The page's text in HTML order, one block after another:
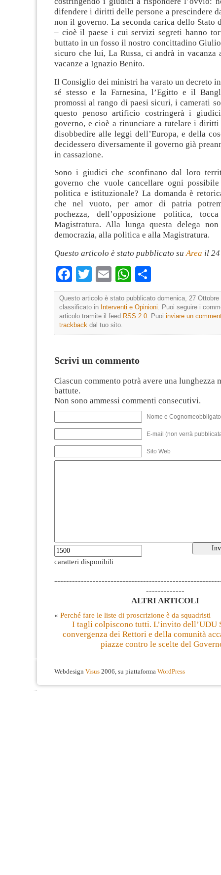
difendere i diritti delle persone a prescindere
non il governo. La seconda carica dello Stato
– cioè il paese i cui servizi segreti hanno
buttato in un fosso il nostro concittadino
sicuro che lui, La Russa, ci andrà in vacanza
vacanze a Ignazio Benito.
Il Consiglio dei ministri ha varato un decreto
sé stesso e la Farnesina, l’Egitto e il
promossi al rango di paesi sicuri, i camerati
questo penoso artificio costringerà i
governo, e cioè a rinunciare a tutelare i diritti
disobbedire alle leggi dell’Europa, e della
decidessero diversamente il governo già
in cassazione.
Sono i giudici che sconfinano dal loro
governo che vuole cancellare ogni
politica e istituzionale? La domanda è
che nel vuoto, per amor di patria
pochezza, dell’opposizione politica,
Magistratura. Alla lunga questa delega
democrazia, alla politica e alla Magistratura.
Questo articolo è stato pubblicato su Area il
Facebook
TwitterEmailWhatsApp
Questo articolo è stato pubblicato domenica, 27 Ottobre
classificato in Interventi e Opinioni . Puoi seguire i
articolo tramite il feed RSS 2.0 . Puoi inviare un
trackback dal tuo sito.
Scrivi un commento
Ciascun commento potrà avere una lunghezza
battute.
Non sono ammessi commenti consecutivi.
Nome e
E-mail (non verrà
Sito Web
caratteri disponibili
-------------
ALTRI ARTICOLI
« Perché fare le liste di proscrizione è da squadristi
I tagli colpiscono tutti. L’invito dell’UDU
convergenza dei Rettori e della comunità
piazze contro le scelte del
Webdesign Visus 2006, su piattaforma WordPress